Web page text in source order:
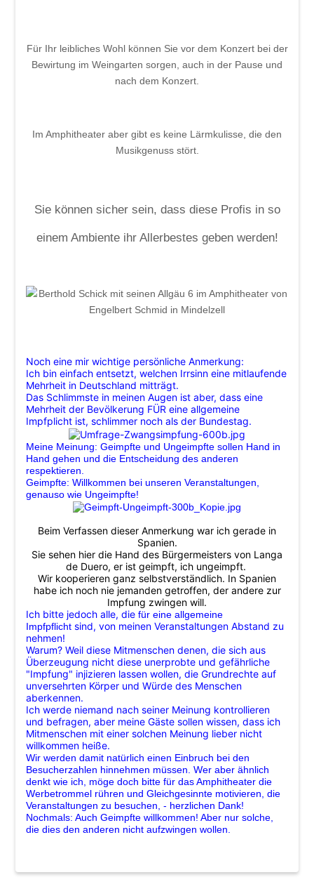
Für Ihr leibliches Wohl können Sie vor dem Konzert bei der
Bewirtung im Weingarten sorgen, auch in der Pause und
nach dem Konzert.
Im Amphitheater aber gibt es keine Lärmkulisse, die den
Musikgenuss stört.
Sie können sicher sein, dass diese Profis in so
einem Ambiente ihr Allerbestes geben werden!
Noch eine mir wichtige persönliche Anmerkung:
Ich bin einfach entsetzt, welchen Irrsinn eine mitlaufende
Mehrheit in Deutschland mitträgt.
Das Schlimmste in meinen Augen ist aber, dass eine
Mehrheit der Bevölkerung FÜR eine allgemeine
Impfplicht ist, schlimmer noch als der Bundestag.
Meine Meinung: Geimpfte und Ungeimpfte sollen Hand in
Hand gehen und die Entscheidung des anderen
respektieren.
Geimpfte: Willkommen bei unseren Veranstaltungen,
genauso wie Ungeimpfte!
Beim Verfassen dieser Anmerkung war ich gerade in
Spanien.
Sie sehen hier die Hand des Bürgermeisters von Langa
de Duero, er ist geimpft, ich ungeimpft.
Wir kooperieren ganz selbstverständlich. In Spanien
habe ich noch nie jemanden getroffen, der andere zur
Impfung zwingen will.
Ich bitte jedoch alle, die für eine allgemeine
Impfpflichtsind, von meinen Veranstaltungen Abstand zu
nehmen!
Warum? Weil diese Mitmenschen denen, die sich aus
Überzeugung nicht diese unerprobte und gefährliche
"Impfung" injizieren lassen wollen, die Grundrechte auf
unversehrten Körper und Würde des Menschen
aberkennen.
Ich werde niemand nach seiner Meinung kontrollieren
und befragen, aber meine Gäste sollen wissen, dass ich
Mitmenschen mit einer solchen Meinung lieber nicht
willkommen heiße.
Wir werden damit natürlich einen Einbruch bei den
Besucherzahlen hinnehmen müssen. Wer aber ähnlich
denkt wie ich, möge doch bitte für das Amphitheaterdie
Werbetrommel rühren und Gleichgesinnte motivieren, die
Veranstaltungen zu besuchen, - herzlichen Dank!
Nochmals: Auch Geimpfte willkommen! Aber nur solche,
die dies den anderen nicht aufzwingen wollen.